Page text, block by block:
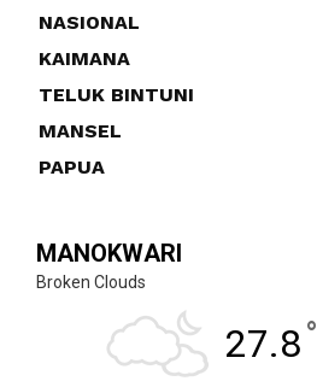
NASIONAL
KAIMANA
TELUK BINTUNI
MANSEL
PAPUA
MANOKWARI
Broken Clouds
27.8°